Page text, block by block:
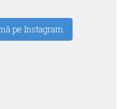
pe Instagram